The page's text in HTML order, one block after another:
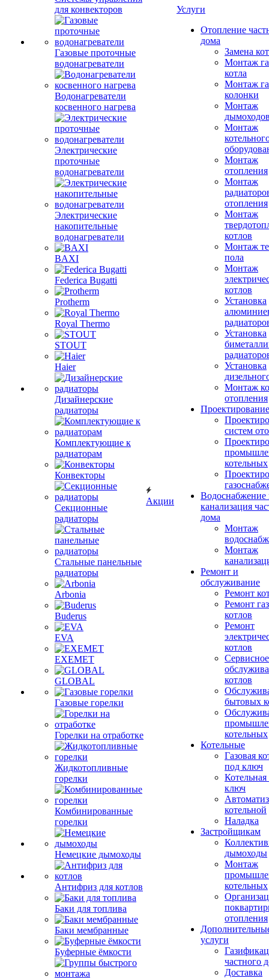
для конвекторов
Газовые проточные
водонагреватели
Водонагреватели
косвенного нагрева
Электрические
проточные
водонагреватели
Электрические
накопительные
водонагреватели
BAXI
Federica Bugatti
Protherm
Royal Thermo
STOUT
Haier
Дизайнерские
радиаторы
Комплектующие к
радиаторам
Конвекторы
Секционные
радиаторы
Стальные панельные
радиаторы
Arbonia
Buderus
EVA
EXEMET
GLOBAL
Газовые горелки
Горелки на отработке
Жидкотопливные
горелки
Комбинированные
горелки
Немецкие дымоходы
Антифриз для котлов
Баки для топлива
Баки мембранные
Буферные ёмкости
Акции
Услуги
Отопление
дома
Замена
Монтаж
котла
Монтаж
колонки
Монтаж
Монтаж
Монтаж
отопления
Монтаж
отопления
Монтаж
котлов
Монтаж
пола
Монтаж
котлов
Установка
Установка
Установка
Монтаж
отопления
Проектирование
систем
котельных
Водоснабжение
канализация
дома
Монтаж
Монтаж
Ремонт и
обслуживание
Ремонт
Ремонт
котлов
Ремонт
котлов
Сервисное
котлов
бытовых
котельных
Котельные
Газовая
под ключ
ключ
котельной
Наладка
Застройщикам
дымоходы
Монтаж
котельных
отопления
услуги
частного
Доставка